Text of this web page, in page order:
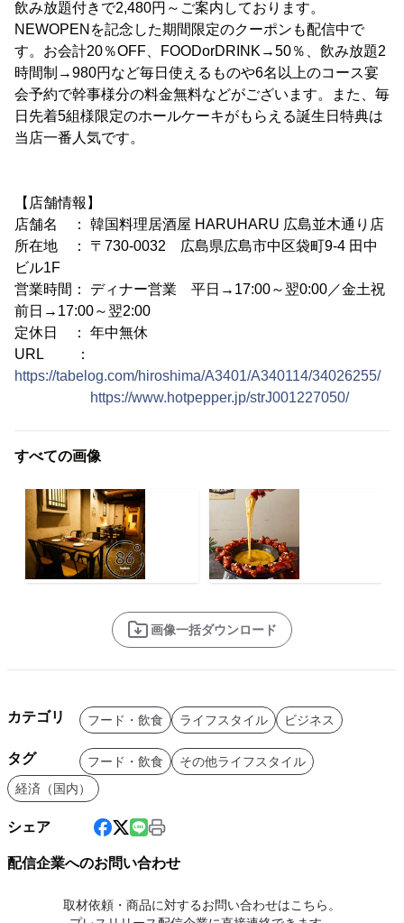
飲み放題付きで2,480円～ご案内しております。
NEWOPENを記念した期間限定のクーポンも配信中で
す。お会計20％OFF、FOODorDRINK→50％、飲み放題2
時間制→980円など毎日使えるものや6名以上のコース宴
会予約で幹事様分の料金無料などがございます。また、毎
日先着5組様限定のホールケーキがもらえる誕生日特典は
当店一番人気です。
【店舗情報】
店舗名 ： 韓国料理居酒屋 HARUHARU 広島並木通り店
所在地 ： 〒730-0032 広島県広島市中区袋町9-4 田中
ビル1F
営業時間： ディナー営業 平日→17:00～翌0:00／金土祝
前日→17:00～翌2:00
定休日 ： 年中無休
URL ：
https://tabelog.com/hiroshima/A3401/A340114/34026255/
https://www.hotpepper.jp/strJ001227050/
すべての画像
画像一括ダウンロード
カテゴリ フード・飲食 ライフスタイル ビジネス
タグ フード・飲食
その他ライフスタイル
経済（国内）
シェア
配信企業へのお問い合わせ
取材依頼・商品に対するお問い合わせはこちら。